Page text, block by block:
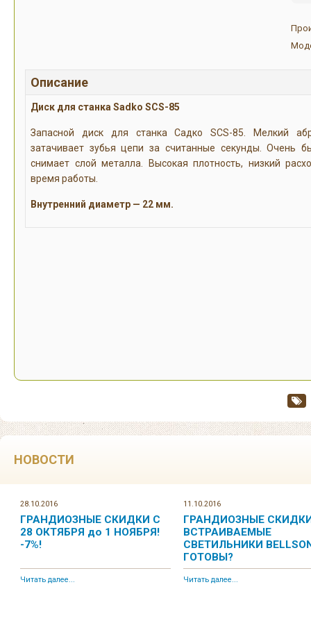
Описание
Диск для станка Sadko SCS-85
Запасной диск для станка Садко SCS-85. Мелкий
затачивает зубья цепи за считанные секунды. Очень
снимает слой металла. Высокая плотность, низкий
время работы.
Внутренний диаметр — 22 мм.
НОВОСТИ
28.10.2016
ГРАНДИОЗНЫЕ СКИДКИ С
28 ОКТЯБРЯ до 1 НОЯБРЯ!
-7%!
Читать далее...
11.10.2016
ГРАНДИОЗНЫЕ
ВСТРАИВАЕМЫЕ
СВЕТИЛЬНИКИ
ГОТОВЫ?
Читать далее...